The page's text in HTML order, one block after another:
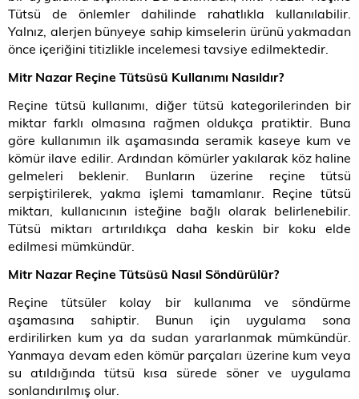
Tütsü de önlemler dahilinde rahatlıkla kullanılabilir.
Yalnız, alerjen bünyeye sahip kimselerin ürünü yakmadan
önce içeriğini titizlikle incelemesi tavsiye edilmektedir.
Mitr Nazar Reçine Tütsüsü Kullanımı Nasıldır?
Reçine tütsü kullanımı, diğer tütsü kategorilerinden bir
miktar farklı olmasına rağmen oldukça pratiktir. Buna
göre kullanımın ilk aşamasında seramik kaseye kum ve
kömür ilave edilir. Ardından kömürler yakılarak köz haline
gelmeleri beklenir. Bunların üzerine reçine tütsü
serpiştirilerek, yakma işlemi tamamlanır. Reçine tütsü
miktarı, kullanıcının isteğine bağlı olarak belirlenebilir.
Tütsü miktarı artırıldıkça daha keskin bir koku elde
edilmesi mümkündür.
Mitr Nazar Reçine Tütsüsü Nasıl Söndürülür?
Reçine tütsüler kolay bir kullanıma ve söndürme
aşamasına sahiptir. Bunun için uygulama sona
erdirilirken kum ya da sudan yararlanmak mümkündür.
Yanmaya devam eden kömür parçaları üzerine kum veya
su atıldığında tütsü kısa sürede söner ve uygulama
sonlandırılmış olur.